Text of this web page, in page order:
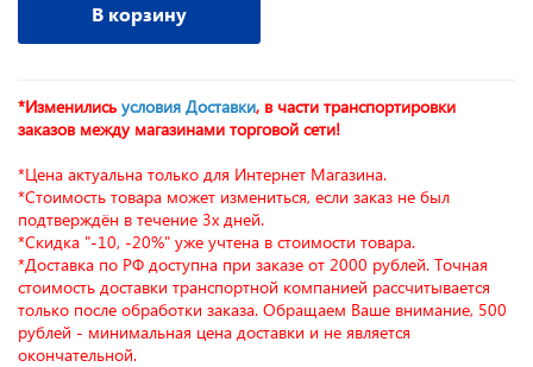
В корзину
*Изменились условия Доставки, в части транспортировки
заказов между магазинами торговой сети!
*Цена актуальна только для Интернет Магазина.
*Стоимость товара может измениться, если заказ не был
подтверждён в течение 3х дней.
*Скидка "-10, -20%" уже учтена в стоимости товара.
*Доставка по РФ доступна при заказе от 2000 рублей. Точная
стоимость доставки транспортной компанией рассчитывается
только после обработки заказа. Обращаем Ваше внимание, 500
рублей - минимальная цена доставки и не является
окончательной.